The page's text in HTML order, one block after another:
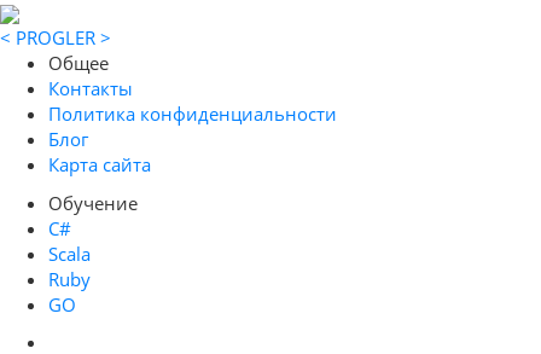
< PROGLER >
Общее
Контакты
Политика конфиденциальности
Блог
Карта сайта
Обучение
C#
Scala
Ruby
GO